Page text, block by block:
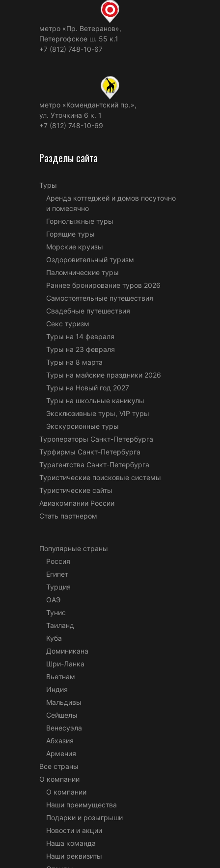
метро «Пр. Ветеранов»,
Петергофское ш. 55 к.1
+7 (812) 748-10-67
метро «Комендантский пр.»,
ул. Уточкина 6 к. 1
+7 (812) 748-10-69
Разделы сайта
Туры
Аренда коттеджей и домов посуточно
и помесячно
Горнолыжные туры
Горящие туры
Морские круизы
Оздоровительный туризм
Паломнические туры
Раннее бронирование туров 2026
Самостоятельные путешествия
Свадебные путешествия
Секс туризм
Туры на 14 февраля
Туры на 23 февраля
Туры на 8 марта
Туры на майские праздники 2026
Туры на Новый год 2027
Туры на школьные каникулы
Эксклюзивные туры, VIP туры
Экскурсионные туры
Туроператоры Санкт-Петербурга
Турфирмы Санкт-Петербурга
Турагентства Санкт-Петербурга
Туристические поисковые системы
Туристические сайты
Авиакомпании России
Стать партнером
Популярные страны
Россия
Египет
Турция
ОАЭ
Тунис
Таиланд
Куба
Доминикана
Шри-Ланка
Вьетнам
Индия
Мальдивы
Сейшелы
Венесуэла
Абхазия
Армения
Все страны
О компании
О компании
Наши преимущества
Подарки и розыгрыши
Новости и акции
Наша команда
Наши реквизиты